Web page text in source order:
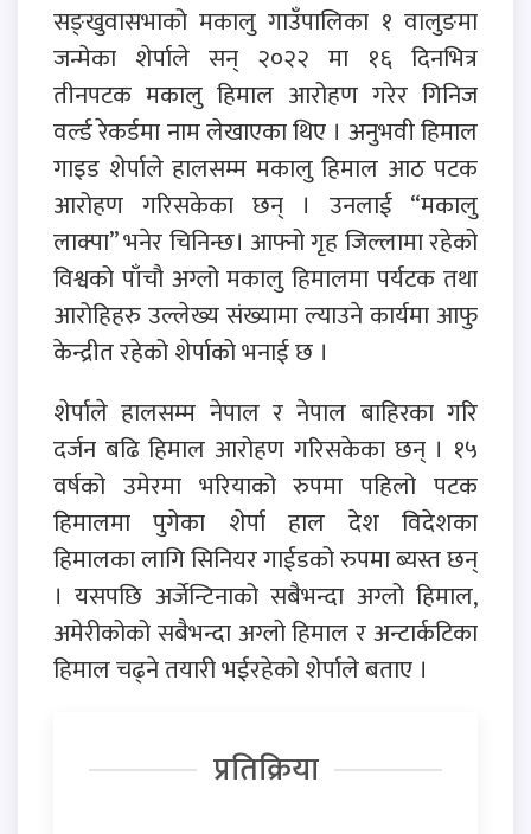
सङ्खुवासभाको मकालु गाउँपालिका १ वालुङमा
जन्मेका शेर्पाले सन् २०२२ मा १६ दिनभित्र
तीनपटक मकालु हिमाल आरोहण गरेर गिनिज
वर्ल्ड रेकर्डमा नाम लेखाएका थिए । अनुभवी हिमाल
गाइड शेर्पाले हालसम्म मकालु हिमाल आठ पटक
आरोहण गरिसकेका छन् । उनलाई “मकालु
लाक्पा” भनेर चिनिन्छ। आफ्नो गृह जिल्लामा रहेको
विश्वको पाँचौ अग्लो मकालु हिमालमा पर्यटक तथा
आरोहिहरु उल्लेख्य संख्यामा ल्याउने कार्यमा आफु
केन्द्रीत रहेको शेर्पाको भनाई छ ।
शेर्पाले हालसम्म नेपाल र नेपाल बाहिरका गरि
दर्जन बढि हिमाल आरोहण गरिसकेका छन् । १५
वर्षको उमेरमा भरियाको रुपमा पहिलो पटक
हिमालमा पुगेका शेर्पा हाल देश विदेशका
हिमालका लागि सिनियर गाईडको रुपमा ब्यस्त छन्
। यसपछि अर्जेन्टिनाको सबैभन्दा अग्लो हिमाल,
अमेरीकोको सबैभन्दा अग्लो हिमाल र अन्टार्कटिका
हिमाल चढ्ने तयारी भईरहेको शेर्पाले बताए ।
प्रतिक्रिया